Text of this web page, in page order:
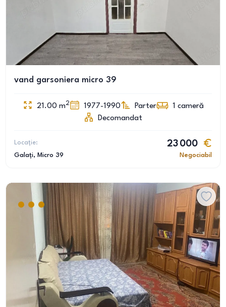
vand garsoniera micro 39
21.00 m2 1977-1990 Parter 1 cameră
Decomandat
Locație:
Galați, Micro 39
23 000
Negociabil